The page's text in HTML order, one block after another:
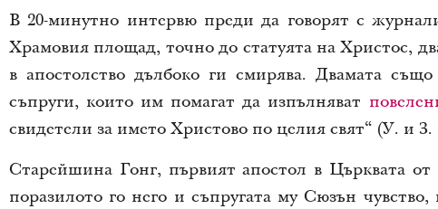
В 20-минутно интервю преди да говорят с
Храмовия площад, точно до статуята на Христос,
в апостолство дълбоко ги смирява. Двамата
съпруги, които им помагат да изпълняват
свидетели за името Христово по целия свят“ (У. и З.
Старейшина Гонг, първият апостол в Църквата от
поразилото го него и съпругата му Сюзън чувство,